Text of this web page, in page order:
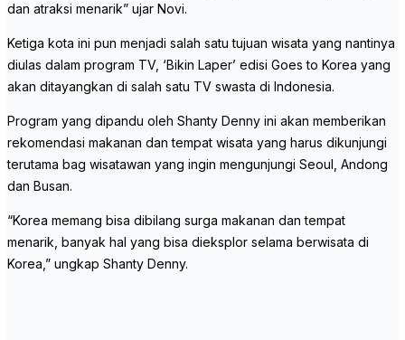
dan atraksi menarik” ujar Novi.
Ketiga kota ini pun menjadi salah satu tujuan wisata yang nantinya
diulas dalam program TV, ‘Bikin Laper’ edisi Goes to Korea yang
akan ditayangkan di salah satu TV swasta di Indonesia.
Program yang dipandu oleh Shanty Denny ini akan memberikan
rekomendasi makanan dan tempat wisata yang harus dikunjungi
terutama bag wisatawan yang ingin mengunjungi Seoul, Andong
dan Busan.
“Korea memang bisa dibilang surga makanan dan tempat
menarik, banyak hal yang bisa dieksplor selama berwisata di
Korea,” ungkap Shanty Denny.